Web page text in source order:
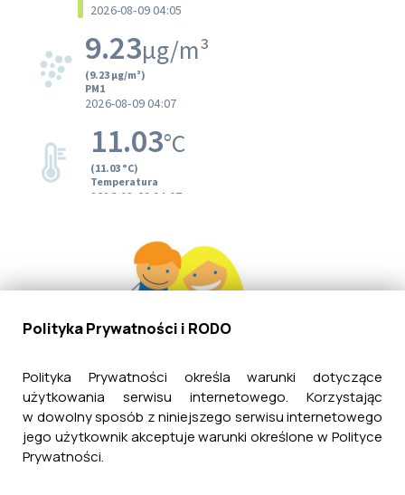
Polityka Prywatności i RODO
Polityka Prywatności określa warunki dotyczące
użytkowania serwisu internetowego. Korzystając
w dowolny sposób z niniejszego serwisu internetowego
jego użytkownik akceptuje warunki określone w Polityce
Prywatności.